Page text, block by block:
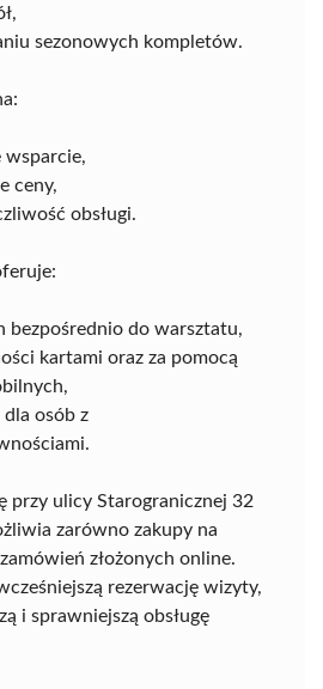
sezonowych kompletów.
wsparcie,
ceny,
obsługi.
bezpośrednio do warsztatu,
kartami oraz za pomocą
osób z
przy ulicy Starogranicznej 32
zarówno zakupy na
złożonych online.
rezerwację wizyty,
i sprawniejszą obsługę